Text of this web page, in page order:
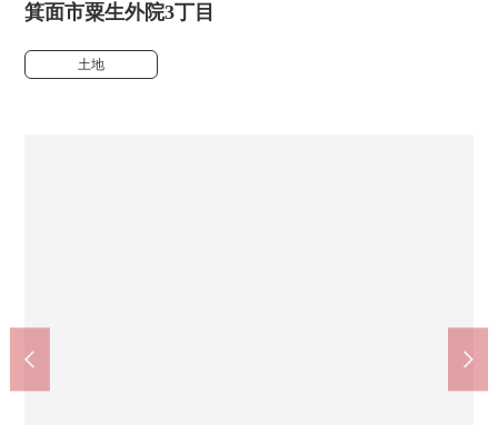
箕面市粟生外院3丁目
土地